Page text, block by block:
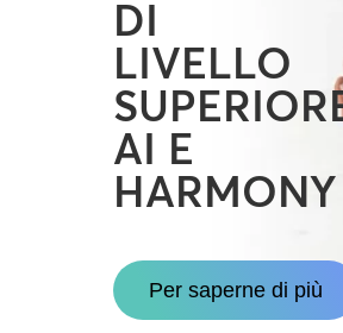
DI
LIVELLO
AI E
HARMONY
Per saperne di più